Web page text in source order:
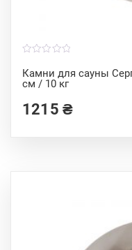
Камни для сауны
см / 10 кг
o
u
t
f1215 ₴